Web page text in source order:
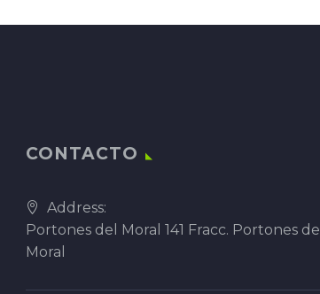
CONTACTO
Address:
Portones del Moral 141 Fracc. Portones del
Moral